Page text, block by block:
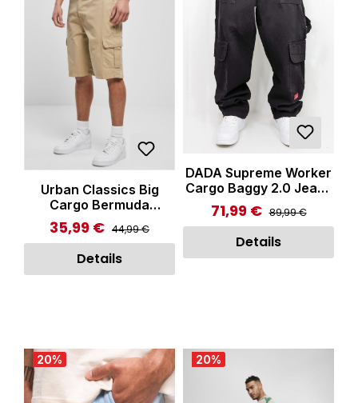
Urban Classics Big
Cargo Bermuda
Unionbeige
Verkaufspreis:
35,99 € Regulärer Preis:
44,99 €
Details
DADA Supreme Worker
Cargo Baggy 2.0 Jeans
Black
Verkaufspreis:
71,99 € Regulärer Preis:
89,99 €
Details
20% 20%